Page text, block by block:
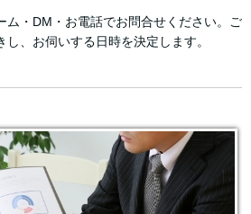
ム・DM・お電話でお問合せください。ご
、お伺いする日時を決定します。